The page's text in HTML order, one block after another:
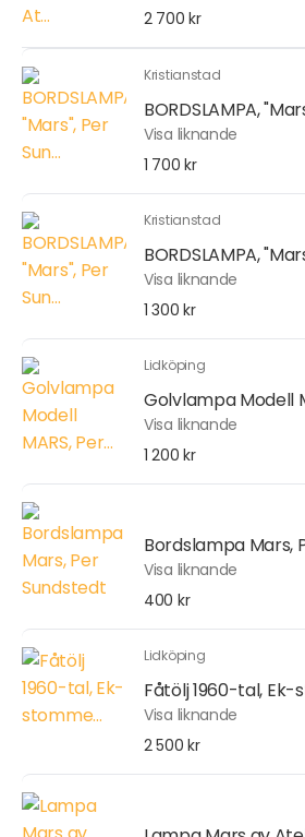
2 700 kr
Kristianstad
BORDSLAMPA,
Visa liknande
1 700 kr
Kristianstad
BORDSLAMPA,
Visa liknande
1 300 kr
Lidköping
Golvlampa Modell
Visa liknande
1 200 kr
Bordslampa Mars,
Visa liknande
400 kr
Lidköping
Fåtölj 1960-tal, Ek-
Visa liknande
2 500 kr